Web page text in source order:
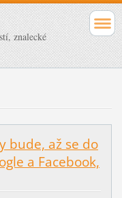
znalecké
bude, až se do
a Facebook,